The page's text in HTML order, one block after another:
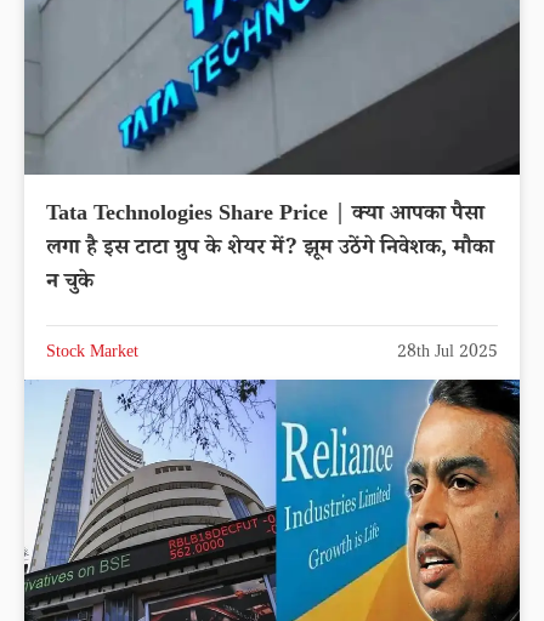
Tata Technologies Share Price | क्या आपका पैसा
लगा है इस टाटा ग्रुप के शेयर में? झूम उठेंगे निवेशक, मौका
न चुके
Stock Market 28th Jul 2025